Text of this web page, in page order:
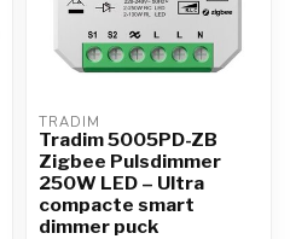
TRADIM
Tradim 5005PD-ZB
Zigbee Pulsdimmer
250W LED – Ultra
compacte smart
dimmer puck